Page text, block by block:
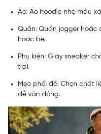
Áo: Áo hoodie nhẹ màu
Quần: Quần jogger hoặc
hoặc be.
Phụ kiện: Giày sneaker
trai.
Mẹo phối đồ: Chọn chất
dễ vận động.